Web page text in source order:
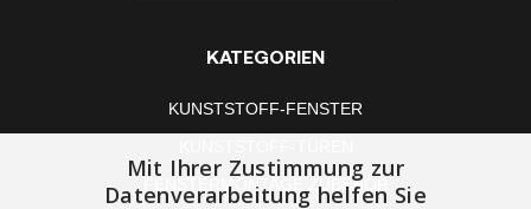
KATEGORIEN
KUNSTSTOFF-FENSTER
FENSTERMONTAGE ZUBEHÖR
Mit Ihrer Zustimmung zur
Datenverarbeitung helfen Sie